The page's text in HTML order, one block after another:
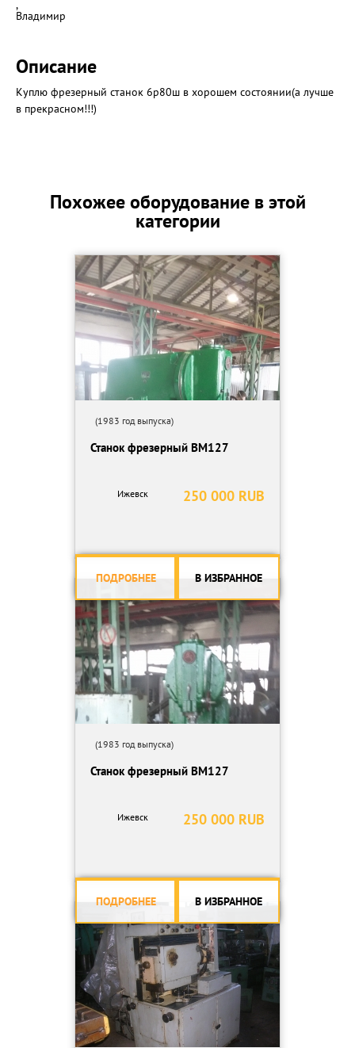
,
Владимир
Описание
Куплю фрезерный станок 6р80ш в хорошем состоянии(а лучше
в прекрасном!!!)
Похожее оборудование в этой
категории
(1983 год выпуска)
Станок фрезерный ВМ127
250 000 RUB
Ижевск
ПОДРОБНЕЕ В ИЗБРАННОЕ
(1983 год выпуска)
Станок фрезерный ВМ127
250 000 RUB
Ижевск
ПОДРОБНЕЕ В ИЗБРАННОЕ